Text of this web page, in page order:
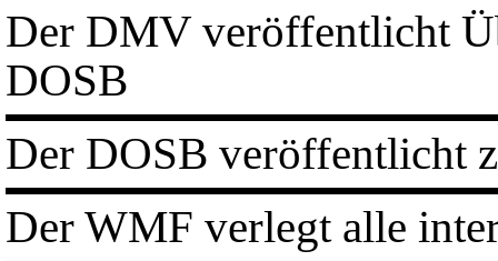
Der DMV veröffentlicht
DOSB
Der DOSB veröffentlicht
Der WMF verlegt alle